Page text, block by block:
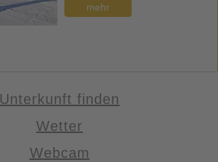
mehr
Unterkunft finden
Wetter
Webcam